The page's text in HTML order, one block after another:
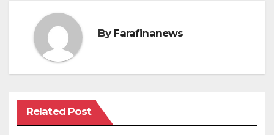
By Farafinanews
Related Post